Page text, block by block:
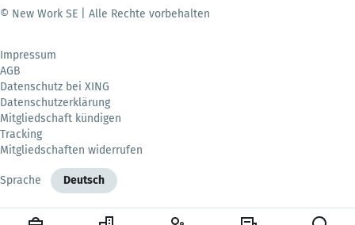
© New Work SE | Alle Rechte vorbehalten
Impressum
AGB
Datenschutz bei XING
Datenschutzerklärung
Mitgliedschaft kündigen
Tracking
Mitgliedschaften widerrufen
Sprache Deutsch